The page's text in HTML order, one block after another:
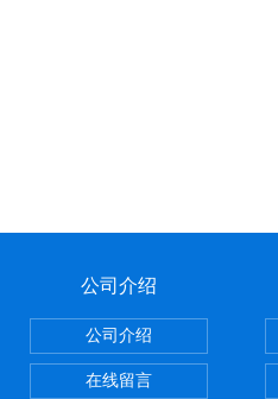
公司介绍
公司介绍
在线留言